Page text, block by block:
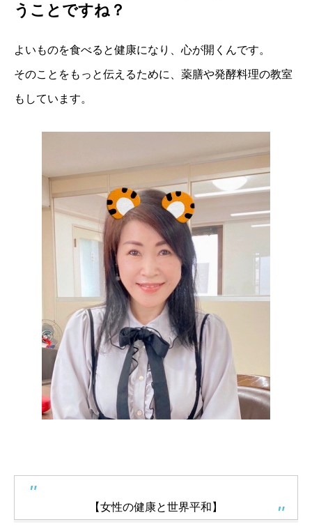
うことですね？
よいものを食べると健康になり、心が開くんです。
そのことをもっと伝えるために、薬膳や発酵料理の教室
もしています。
【女性の健康と世界平和】